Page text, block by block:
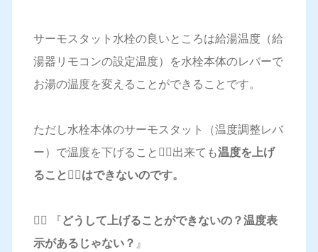
サーモスタット水栓の良いところは給湯温度（給
湯器リモコンの設定温度）を水栓本体のレバーで
お湯の温度を変えることができることです。
ただし水栓本体のサーモスタット（温度調整レバ
ー）で温度を下げること🙆‍♀️出来ても温度を上げ
ること🙅‍♀️はできないのです。
🤷‍♀️ 『どうして上げることができないの？温度表
示があるじゃない？ 』